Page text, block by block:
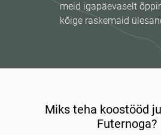
meid igapäevaselt
kõige raskemaid
Miks teha koostööd
Futernoga?